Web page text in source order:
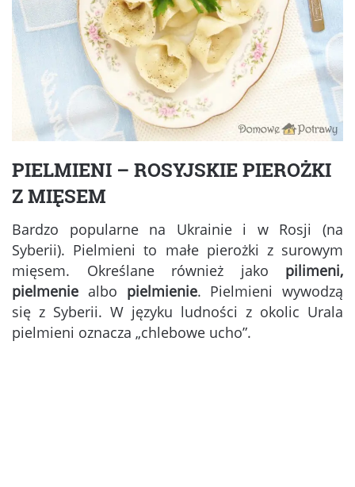
PIELMIENI – ROSYJSKIE PIEROŻKI
Z MIĘSEM
Bardzo popularne na Ukrainie i w Rosji (na
Syberii). Pielmieni to małe pierożki z surowym
mięsem. Określane również jako pilimeni,
pielmenie albo pielmienie. Pielmieni wywodzą
się z Syberii. W języku ludności z okolic Urala
pielmieni oznacza „chlebowe ucho”.